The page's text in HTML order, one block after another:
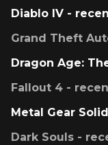
Diablo IV -
Grand Theft
Dragon Age:
Fallout 4 -
Metal Gear
Dark Souls -